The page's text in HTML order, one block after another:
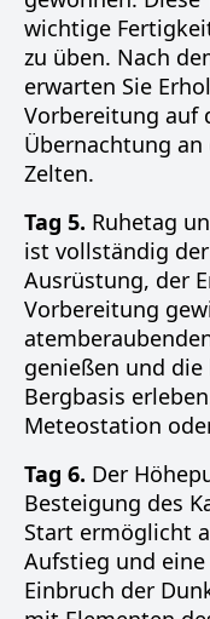
wichtige
zu üben. Nach
erwarten Sie
Vorbereitung auf
Übernachtung
Zelten.
Tag 5. Ruhetag
ist vollständig
Ausrüstung, der
Vorbereitung
genießen und
Bergbasis
Meteostation
Tag 6. Der
Besteigung des
Start ermöglicht
Aufstieg und
Einbruch der